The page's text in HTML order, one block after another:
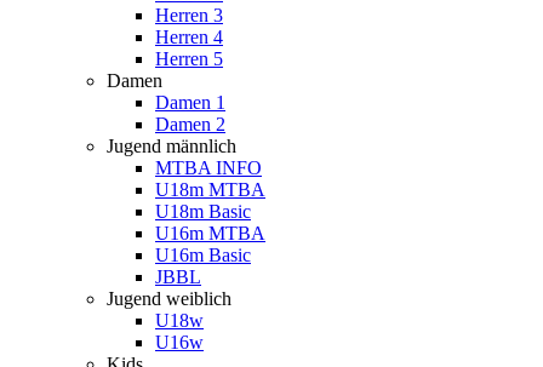
Herren 3
Herren 4
Herren 5
Damen
Damen 1
Damen 2
Jugend männlich
MTBA INFO
U18m MTBA
U18m Basic
U16m MTBA
U16m Basic
JBBL
Jugend weiblich
U18w
U16w